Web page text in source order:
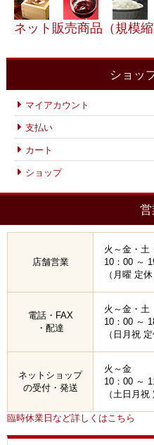
ネット販売商品（規模縮
ショッ
マイアカウント
支払い
カート
ショップ
営
店舗営業
火～金・土
10：00 ～
（月曜 定休
電話・FAX
・配達
火～金・土
10：00 ～
（日月祝 定
ネットショップ
の受付・発送
火～金
10：00 ～
（土日月祝
臨時休業日など詳しくはこちら